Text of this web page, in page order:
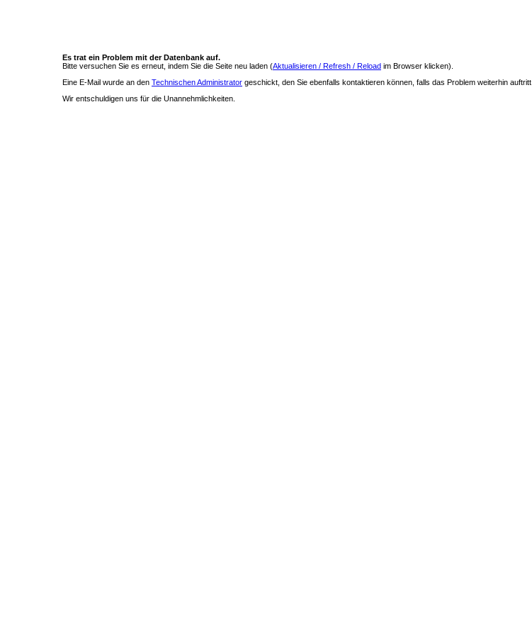
Es trat ein Problem mit der Datenbank auf.
Bitte versuchen Sie es erneut, indem Sie die Seite neu laden (Aktualisieren / Refresh / Reload im Browser klicken).
Eine E-Mail wurde an den Technischen Administrator geschickt, den Sie ebenfalls kontaktieren können, falls das Problem weiterhin auftritt.
Wir entschuldigen uns für die Unannehmlichkeiten.